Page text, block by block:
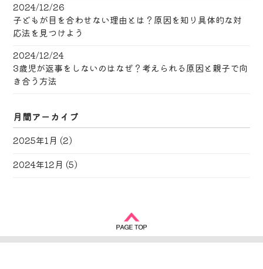
2024/12/26
子どもが目を合わせない理由とは？原因を知り具体的な対
応法を見つけよう
2024/12/24
3歳児が返事をしないのはなぜ？考えられる原因と親子で向
き合う方法
月間アーカイブ
2025年1月 (2)
2024年12月 (5)